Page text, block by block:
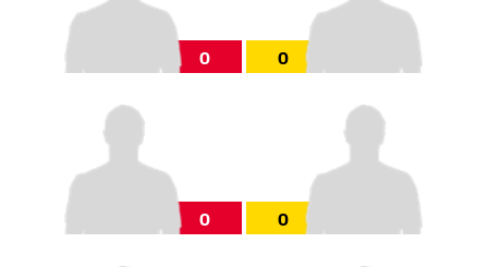
0 0
0 0